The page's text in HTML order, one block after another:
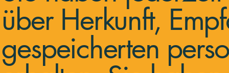
über Herkunft,
gespeicherten